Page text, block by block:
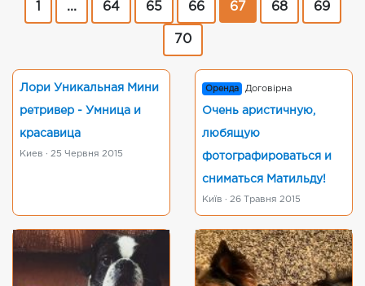
... 64 65 66 67 68 69
70
Лори Уникальная Мини
ретривер - Умница и
красавица
Киев · 25 Червня 2015
Оренда Договірна
Очень аристичную,
любящую
фотографироваться и
сниматься Матильду!
Київ · 26 Травня 2015